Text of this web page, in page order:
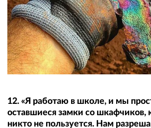
12. «Я работаю в школе, и мы
оставшиеся замки со шкафчиков,
никто не пользуется. Нам